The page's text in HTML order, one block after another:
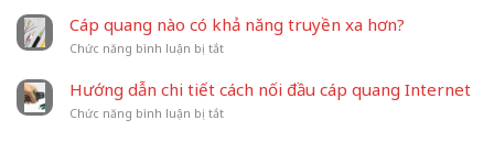
dây
nhảy
quang
sao
dây
nhảy
LS
được
ưa
Cáp quang nào có khả năng truyền xa hơn?
Chức năng bình luận bị tắtở
quang
nào
có
Hướng dẫn chi tiết cách nối đầu cáp quang Internet
Chức năng bình luận bị tắtở